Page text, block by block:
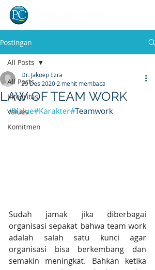
Postingan
All Posts
Integritas
Values
Komitmen
All Posts
LAW OF TEAM WORK
Dr. Jakoep Ezra
29 Des 2020 2 menit membaca
#Value#Karakter#Teamwork
Sudah jamak jika diberbagai
organisasi sepakat bahwa team work
adalah salah satu kunci agar
organisasi bisa berkembang dan
semakin meningkat. Bahkan ketika